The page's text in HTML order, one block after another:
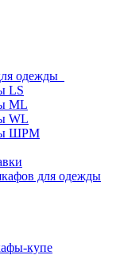
одежды
LS
ML
WL
ШРМ
для одежды
купе